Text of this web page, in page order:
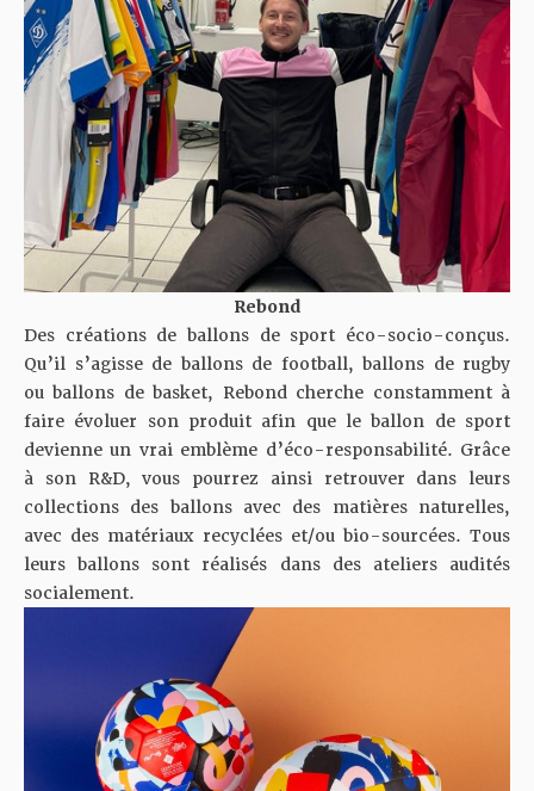
Rebond
Des créations de ballons de sport éco-socio-conçus.
Qu’il s’agisse de ballons de football, ballons de rugby
ou ballons de basket, Rebond cherche constamment à
faire évoluer son produit afin que le ballon de sport
devienne un vrai emblème d’éco-responsabilité. Grâce
à son R&D, vous pourrez ainsi retrouver dans leurs
collections des ballons avec des matières naturelles,
avec des matériaux recyclées et/ou bio-sourcées. Tous
leurs ballons sont réalisés dans des ateliers audités
socialement.